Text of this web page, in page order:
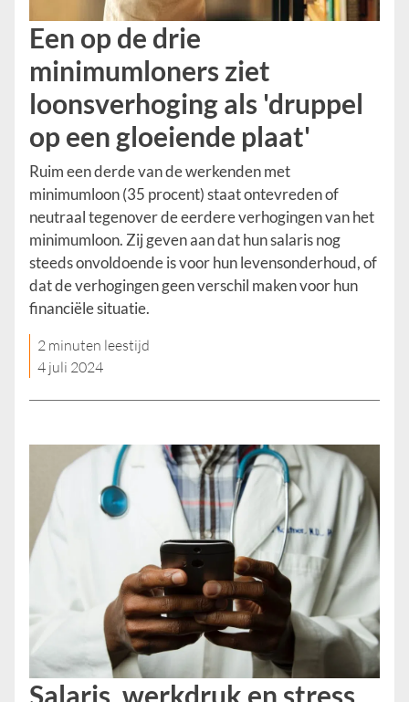
Een op de drie
minimumloners ziet
loonsverhoging als 'druppel
op een gloeiende plaat'
Ruim een derde van de werkenden met
minimumloon (35 procent) staat ontevreden of
neutraal tegenover de eerdere verhogingen van het
minimumloon. Zij geven aan dat hun salaris nog
steeds onvoldoende is voor hun levensonderhoud, of
dat de verhogingen geen verschil maken voor hun
financiële situatie.
2 minuten leestijd
4 juli 2024
Salaris, werkdruk en stress